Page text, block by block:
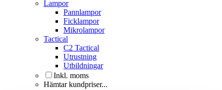
Lampor
Pannlampor
Ficklampor
Mikrolampor
Tactical
C2 Tactical
Utrustning
Utbildningar
Inkl. moms
Hämtar kundpriser...